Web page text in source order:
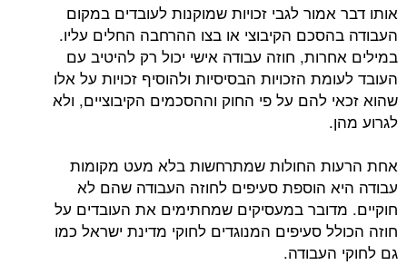
אותו דבר אמור לגבי זכויות שמוקנות לעובדים במקום
העבודה בהסכם הקיבוצי או בצו ההרחבה החלים עליו.
במילים אחרות, חוזה עבודה אישי יכול רק להיטיב עם
העובד לעומת הזכויות הבסיסיות ולהוסיף זכויות על אלו
שהוא זכאי להם על פי החוק וההסכמים הקיבוציים, ולא
לגרוע מהן.
אחת הרעות החולות שמתרחשות בלא מעט מקומות
עבודה היא הוספת סעיפים לחוזה העבודה שהם לא
חוקיים. מדובר במעסיקים שמחתימים את העובדים על
חוזה הכולל סעיפים המנוגדים לחוקי מדינת ישראל כמו
גם לחוקי העבודה.